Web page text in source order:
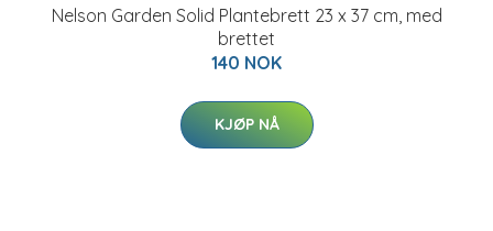
Nelson Garden Solid Plantebrett 23 x 37 cm, med
brettet
140 NOK
KJØP NÅ